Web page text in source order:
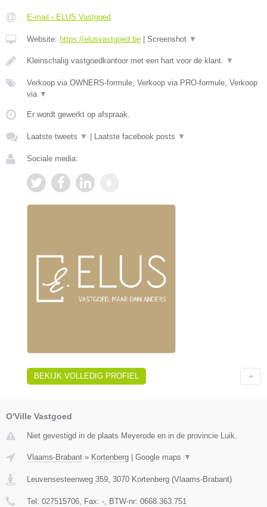
E-mail › ELUS Vastgoed
Website: https://elusvastgoed.be Screenshot ▼
Kleinschalig vastgoedkantoor met een hart voor de klant. ▼
Verkoop via OWNERS-formule, Verkoop via PRO-formule, Verkoop
via ▼
Er wordt gewerkt op afspraak.
Laatste tweets ▼ Laatste facebook posts ▼
Sociale media:
BEKIJK VOLLEDIG PROFIEL
O'Ville Vastgoed
Niet gevestigd in de plaats Meyerode en in de provincie Luik.
Vlaams-Brabant » Kortenberg Google maps ▼
Leuvensesteenweg 359, 3070 Kortenberg (Vlaams-Brabant)
Tel: 027515706, Fax: -, BTW-nr: 0668.363.751